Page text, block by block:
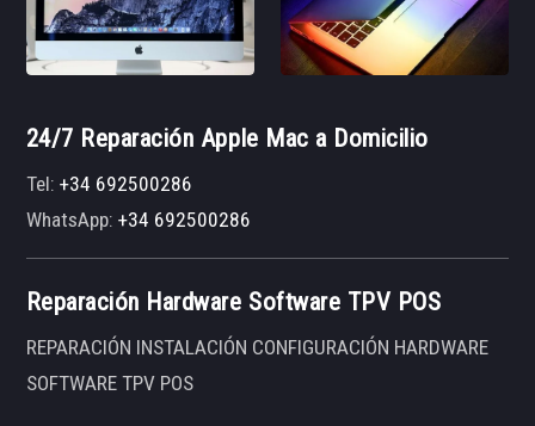
24/7 Reparación Apple Mac a Domicilio
Tel:+34 692500286
WhatsApp:+34 692500286
Reparación Hardware Software TPV POS
REPARACIÓN INSTALACIÓN CONFIGURACIÓN HARDWARE
SOFTWARE TPV POS